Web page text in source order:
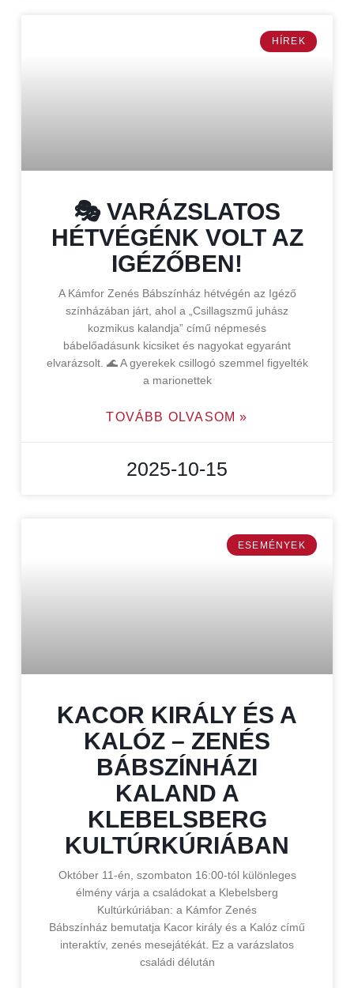
HÍREK
🎭 VARÁZSLATOS
HÉTVÉGÉNK VOLT AZ
IGÉZŐBEN!
A Kámfor Zenés Bábszínház hétvégén az Igéző
színházában járt, ahol a „Csillagszmű juhász
kozmikus kalandja” című népmesés
bábelőadásunk kicsiket és nagyokat egyaránt
elvarázsolt. 🌊 A gyerekek csillogó szemmel figyelték
a marionettek
TOVÁBB OLVASOM »
2025-10-15
ESEMÉNYEK
KACOR KIRÁLY ÉS A
KALÓZ – ZENÉS
BÁBSZÍNHÁZI
KALAND A
KLEBELSBERG
KULTÚRKÚRIÁBAN
Október 11-én, szombaton 16:00-tól különleges
élmény várja a családokat a Klebelsberg
Kultúrkúriában: a Kámfor Zenés
Bábszínház bemutatja Kacor király és a Kalóz című
interaktív, zenés mesejátékát. Ez a varázslatos
családi délután